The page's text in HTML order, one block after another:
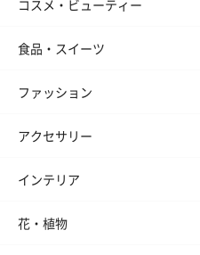
コスメ・ビューティー
食品・スイーツ
ファッション
アクセサリー
インテリア
花・植物